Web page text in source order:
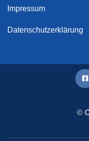
Impressum
Datenschutzerklärung
©